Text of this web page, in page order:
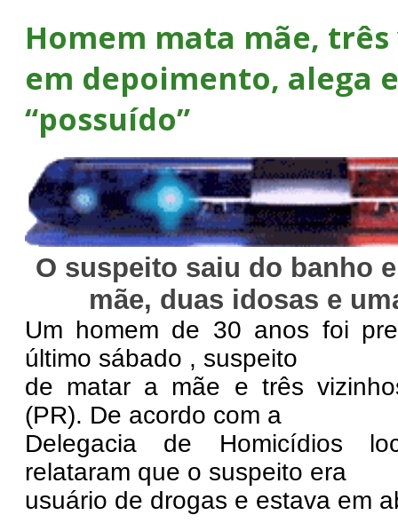
Homem mata mãe,
em depoimento, alega
“possuído”
O suspeito saiu do banho
mãe, duas idosas e
Um homem de 30 anos foi
último sábado , suspeito
de matar a mãe e três
(PR). De acordo com a
Delegacia de Homicídios
relataram que o suspeito era
usuário de drogas e estava em